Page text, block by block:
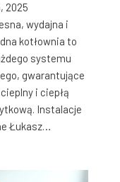
2025
wydajna i
kotłownia to
systemu
gwarantujące
i ciepłą
Instalacje
Łukasz…